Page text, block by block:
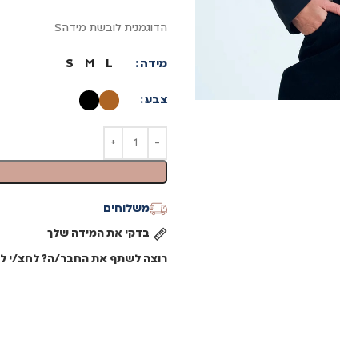
הדוגמנית לובשת מידהS
מידה L
M
S
צבע
משלוחים
בדקי את המידה שלך
רוצה לשתף את החבר/ה? לחצ/י